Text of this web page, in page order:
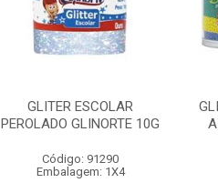
GLITER ESCOLAR
PEROLADO GLINORTE 10G
Código: 91290
Embalagem: 1X4